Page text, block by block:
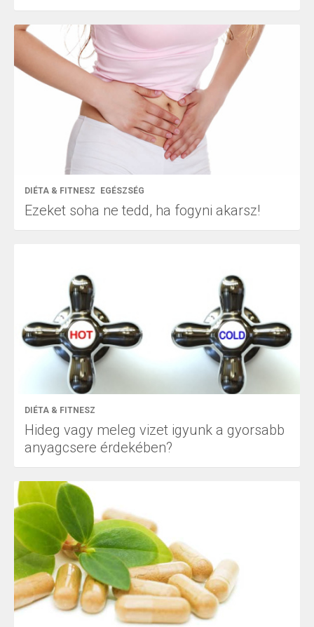
DIÉTA & FITNESZ EGÉSZSÉG
Ezeket soha ne tedd, ha fogyni akarsz!
DIÉTA & FITNESZ
Hideg vagy meleg vizet igyunk a gyorsabb
anyagcsere érdekében?